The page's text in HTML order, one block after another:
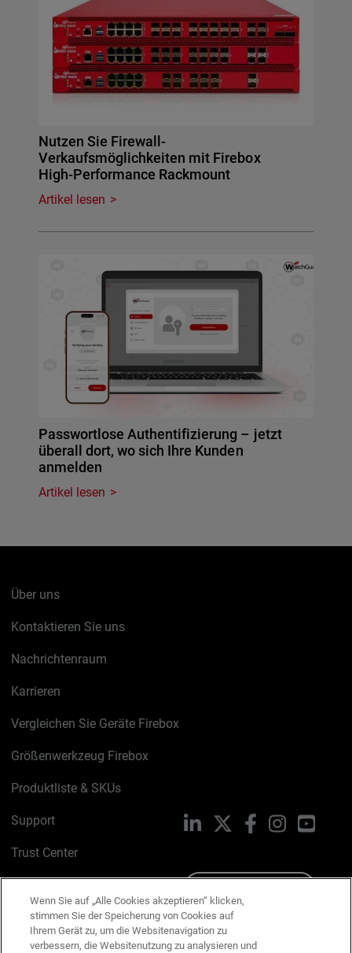
Nutzen Sie Firewall-
Verkaufsmöglichkeiten mit Firebox
High-Performance Rackmount
Artikel lesen
Passwortlose Authentifizierung – jetzt
überall dort, wo sich Ihre Kunden
anmelden
Artikel lesen
Über uns
Kontaktieren Sie uns
Nachrichtenraum
Karrieren
Vergleichen Sie Geräte Firebox
Größenwerkzeug Firebox
Produktliste & SKUs
Support
Trust Center
Cookie-Richtlinie
Datenschutzrichtlinie
LinkedIn FacebookInstagram
Wenn Sie auf „Alle Cookies akzeptieren“ klicken,
stimmen Sie der Speicherung von Cookies auf
Ihrem Gerät zu, um die Websitenavigation zu
verbessern, die Websitenutzung zu analysieren und